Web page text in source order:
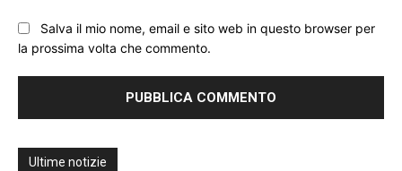
Salva il mio nome, email e sito web in questo browser per
la prossima volta che commento.
Ultime notizie